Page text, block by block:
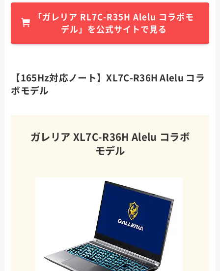
「 ガレリア
RL7C-R35H Alelu コラボモ
デル 」を公式サイトで見る
【165Hz対応ノート】XL7C-R36H Alelu コラ
ボモデル
ガレリア XL7C-R36H Alelu コラボ
モデル